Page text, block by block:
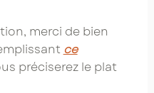
merci de bien
ce
préciserez le plat